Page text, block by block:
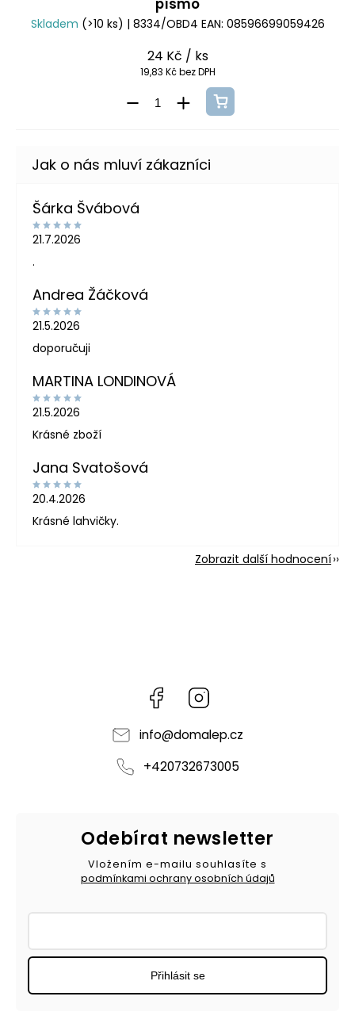
písmo
Skladem (>10 ks) | 8334/OBD4 EAN: 08596699059426
24 Kč / ks
19,83 Kč bez DPH
Šárka Švábová
21.7.2026
.
Andrea Žáčková
21.5.2026
doporučuji
MARTINA LONDINOVÁ
21.5.2026
Krásné zboží
Jana Svatošová
20.4.2026
Krásné lahvičky.
Zobrazit další hodnocení
Facebook
info@domalep.cz
+420732673005
Odebírat newsletter
Vložením e-mailu souhlasíte s
podmínkami ochrany osobních údajů
Přihlásit se